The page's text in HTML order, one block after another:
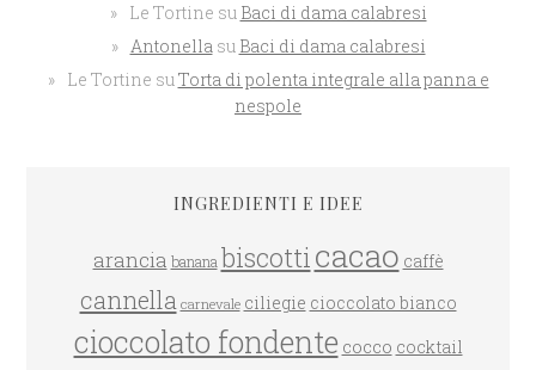
Le Tortine su Baci di dama calabresi
Antonellasu Baci di dama calabresi
Le Tortine suTorta di polenta integrale alla panna e
nespole
INGREDIENTI E IDEE
arancia banana biscotticacao caffè
cannella carnevale ciliegie cioccolato bianco
cioccolato fondente cocco cocktail